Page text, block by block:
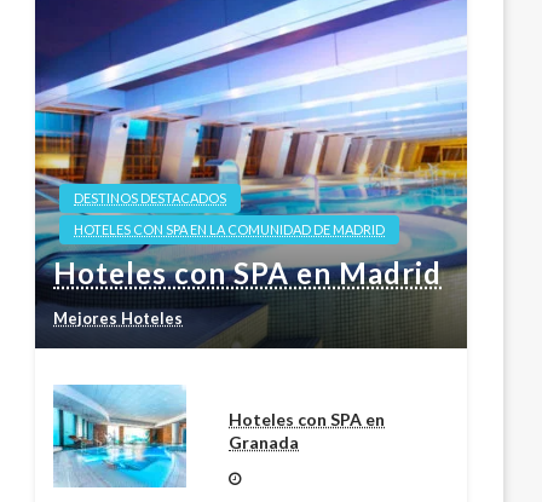
DESTINOS DESTACADOS
HOTELES CON SPA EN LA COMUNIDAD DE MADRID
Hoteles con SPA en Madrid
Mejores Hoteles
Hoteles con SPA en
Granada